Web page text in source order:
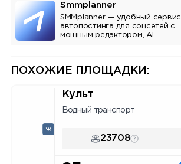
Smmplanner
SMMplanner — удобный сервис
автопостинга для соцсетей с
мощным редактором, AI-
ПОХОЖИЕ ПЛОЩАДКИ:
Культ
Водный транспорт
23708